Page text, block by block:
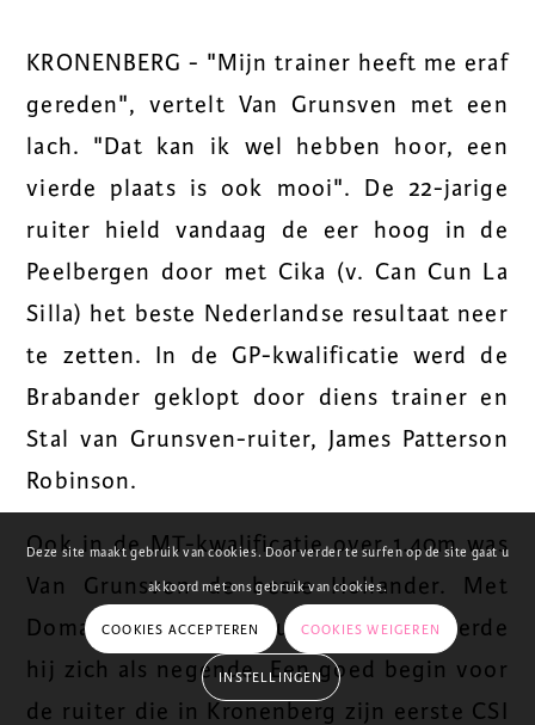
KRONENBERG - "Mijn trainer heeft me eraf
gereden", vertelt Van Grunsven met een
lach. "Dat kan ik wel hebben hoor, een
vierde plaats is ook mooi". De 22-jarige
ruiter hield vandaag de eer hoog in de
Peelbergen door met Cika (v. Can Cun La
Silla) het beste Nederlandse resultaat neer
te zetten. In de GP-kwalificatie werd de
Brabander geklopt door diens trainer en
Stal van Grunsven-ruiter, James Patterson
Robinson.
Ook in de MT-kwalificatie over 1.40m was
Van Grunsven de beste Hollander. Met
Doma Sue (v. Dollar du Murier) klasseerde
hij zich als negende. Een goed begin voor
de ruiter die in Kronenberg zijn eerste CSI
Deze site maakt gebruik van cookies. Door verder te surfen op de site gaat u
akkoord met ons gebruik van cookies.
COOKIES ACCEPTEREN COOKIES WEIGEREN
INSTELLINGEN